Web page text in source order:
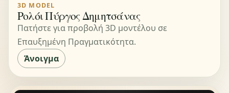
3D MODEL
Ρολόι Πύργος Δημητσάνας
Πατήστε για προβολή 3D μοντέλου σε
Επαυξημένη Πραγματικότητα.
Άνοιγμα